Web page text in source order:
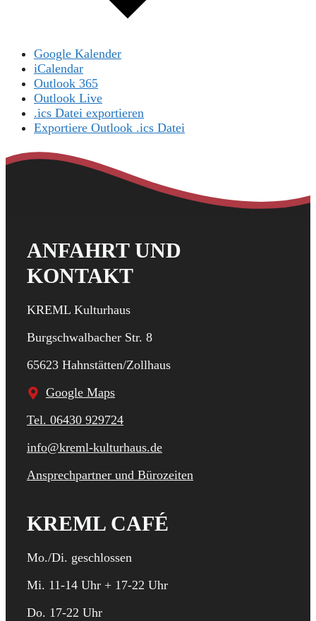
Google Kalender
iCalendar
Outlook 365
Outlook Live
.ics Datei exportieren
Exportiere Outlook .ics Datei
ANFAHRT UND
KONTAKT
KREML Kulturhaus
Burgschwalbacher Str. 8
65623 Hahnstätten/Zollhaus
Google Maps
Tel. 06430 929724
info@kreml-kulturhaus.de
Ansprechpartner und Bürozeiten
KREML CAFÉ
Mo./Di. geschlossen
Mi. 11-14 Uhr + 17-22 Uhr
Do. 17-22 Uhr